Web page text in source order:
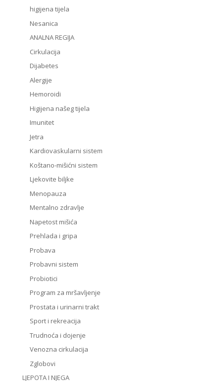
higijena tijela
Nesanica
ANALNA REGIJA
Cirkulacija
Dijabetes
Alergije
Hemoroidi
Higijena našeg tijela
Imunitet
Jetra
Kardiovaskularni sistem
Koštano-mišićni sistem
Ljekovite biljke
Menopauza
Mentalno zdravlje
Napetost mišića
Prehlada i gripa
Probava
Probavni sistem
Probiotici
Program za mršavljenje
Prostata i urinarni trakt
Sport i rekreacija
Trudnoća i dojenje
Venozna cirkulacija
Zglobovi
LJEPOTA I NJEGA